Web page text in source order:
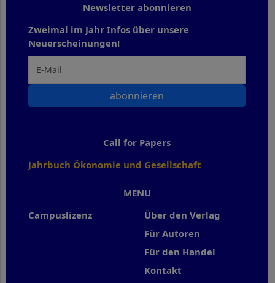
MENU
Campuslizenz
Über den Verlag
Für Autoren
Für den Handel
Kontakt
Newsletter abonnieren
Zweimal im Jahr Infos über unsere
Neuerscheinungen!
abonnieren
Call for Papers
Jahrbuch Ökonomie und Gesellschaft